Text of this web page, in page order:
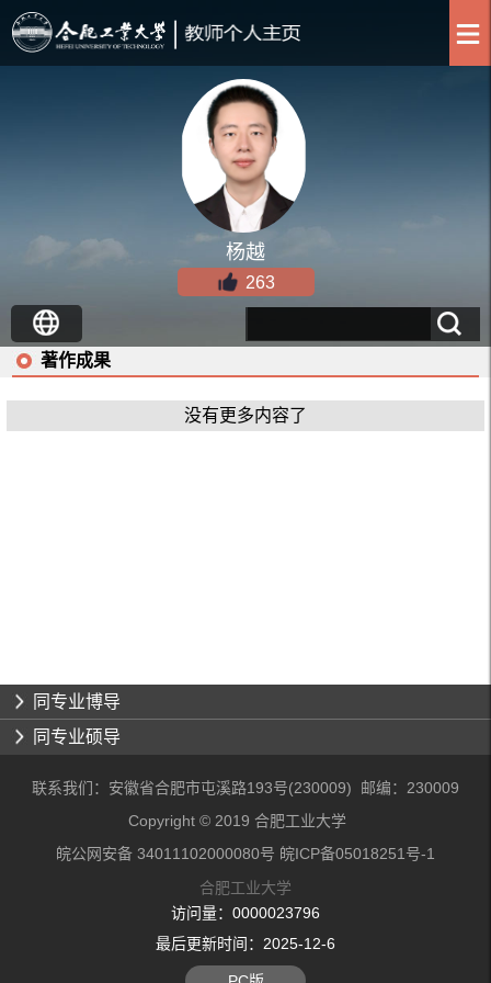
杨越
263
著作成果
没有更多内容了
同专业博导
同专业硕导
联系我们：安徽省合肥市屯溪路193号(230009) 邮编：230009
Copyright © 2019 合肥工业大学
皖公网安备 34011102000080号 皖ICP备05018251号-1
合肥工业大学
访问量： 0000023796
最后更新时间： 2025-12-6